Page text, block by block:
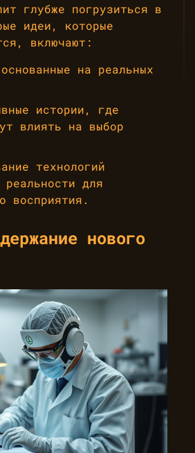
глубже погрузиться в
идеи, которые
включают:
на реальных
истории, где
влиять на выбор
технологий
реальности для
восприятия.
нового